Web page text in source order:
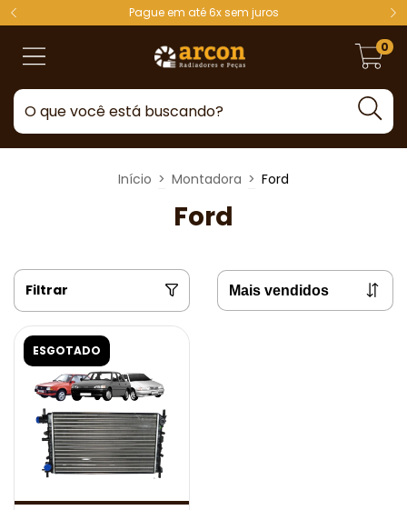
Pague em até 6x sem juros
0
Início > Montadora > Ford
Ford
Filtrar
ESGOTADO